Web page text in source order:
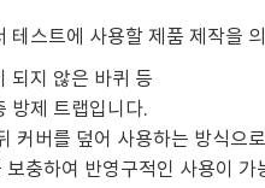
테스트에 사용할 제품 제작을
되지 않은 바퀴 등
방제 트랩입니다.
커버를 덮어 사용하는 방식으
충하여 반영구적인 사용이 가